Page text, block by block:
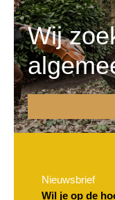
Wij
Nieuwsbrief
Wil je op de